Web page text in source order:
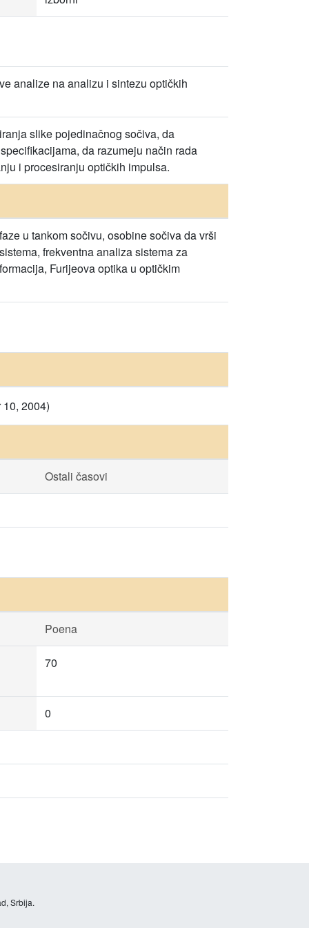
analize na analizu i sintezu optičkih
slike pojedinačnog sočiva, da
da razumeju način rada
i procesiranju optičkih impulsa.
u tankom sočivu, osobine sočiva da vrši
frekventna analiza sistema za
Furijeova optika u optičkim
2004)
Ostali časovi
Poena
70
0
Srbija.